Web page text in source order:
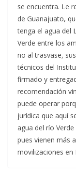
se encuentra. Le
de Guanajuato,
tenga el agua del
Verde entre los
no al trasvase,
técnicos del
firmado y
recomendación
puede operar
jurídica que aquí
agua del río
pues vienen más
movilizaciones en